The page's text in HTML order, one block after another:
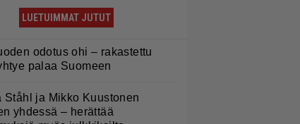
LUETUIMMAT JUTUT
odotus ohi – rakastettu
palaa Suomeen
Ståhl ja Mikko Kuustonen
yhdessä – herättää